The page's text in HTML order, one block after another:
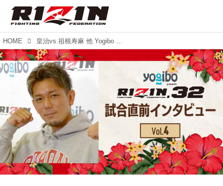
HOME 皇治vs.祖根寿麻 他 Yogibo presents RIZIN.32 試合前インタビュー vol.4